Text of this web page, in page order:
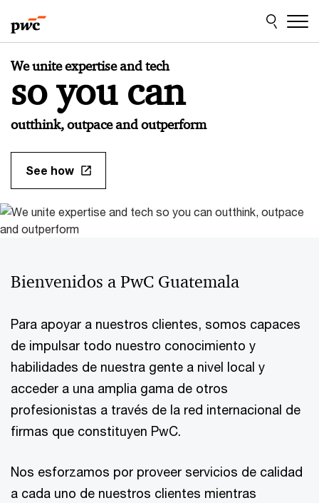
to
content
to
footer
PwC
Guatemala
We unite expertise and tech
so you can
outthink, outpace and outperform
See how
Bienvenidos a PwC Guatemala
Para apoyar a nuestros clientes, somos capaces
de impulsar todo nuestro conocimiento y
habilidades de nuestra gente a nivel local y
acceder a una amplia gama de otros
profesionistas a través de la red internacional de
firmas que constituyen PwC.
Nos esforzamos por proveer servicios de calidad
a cada uno de nuestros clientes mientras